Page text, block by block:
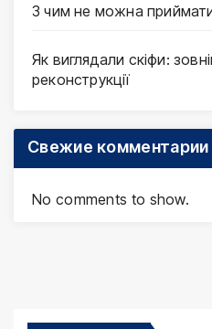
З чим не можна
Як виглядали скіфи:
реконструкції
Свежие комментарии
No comments to show.